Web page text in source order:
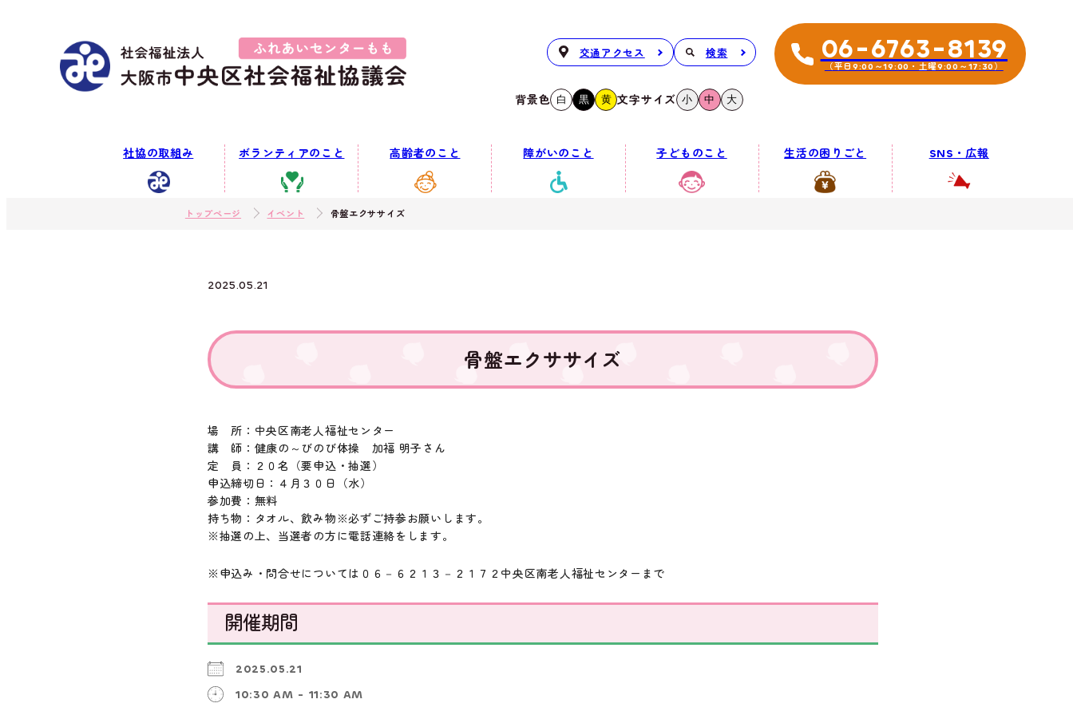
交通アクセス 検索
背景色 白 黒 黄 文字サイズ 小 中 大
06-6763-8139
（平日9:00～19:00・土曜9:00～17:30）
社協の取組み ボランティアのこと 高齢者のこと 障がいのこと 子どものこと 生活の困りごと SNS・広報
トップページ イベント 骨盤エクササイズ
2025.05.21
骨盤エクササイズ
場 所：中央区南老人福祉センター
講 師：健康の～びのび体操 加福 明子さん
定 員：２０名（要申込・抽選）
申込締切日：４月３０日（水）
参加費：無料
持ち物：タオル、飲み物 ※必ずご持参お願いします。
※抽選の上、当選者の方に電話連絡をします。
※ 申込み・問合せについては０６－６２１３－２１７２中央区南老人福祉センターまで
開催期間
2025.05.21
10:30 AM - 11:30 AM